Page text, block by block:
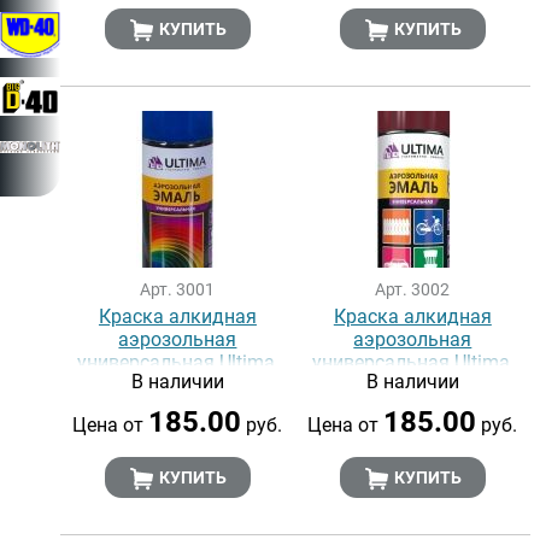
КУПИТЬ КУПИТЬ
Арт. 3001
Краска алкидная
аэрозольная
универсальная Ultima,
СИНИЙ RAL 5005, 520 мл
В наличии
Цена от 185.00 руб.
КУПИТЬ
Арт. 3002
Краска алкидная
аэрозольная
универсальная Ultima,
ТЕМНО-КРАСНЫЙ RAL
3011, 520 мл
В наличии
Цена от 185.00 руб.
КУПИТЬ